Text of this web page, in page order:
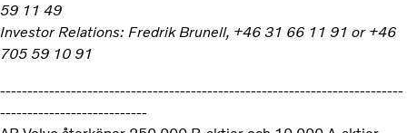
59 11 49
Investor Relations: Fredrik Brunell, +46 31 66 11 91 or +46
705 59 10 91
--------------------------------------------------------------------------
---------------------------